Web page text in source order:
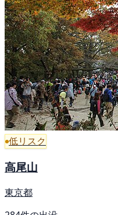
低リスク
高尾山
東京都